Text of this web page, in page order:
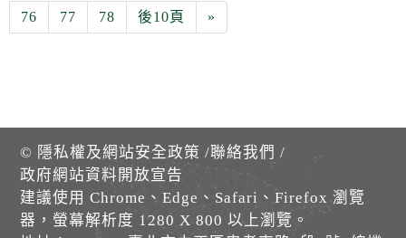
76 77 78 後10頁 »
© 隱私權及網站安全政策 /聯絡我們 /
政府網站資料開放宣告
建議使用 Chrome、Edge、Safari、Firefox 瀏覽
器，螢幕解析度 1280 X 800 以上瀏覽。